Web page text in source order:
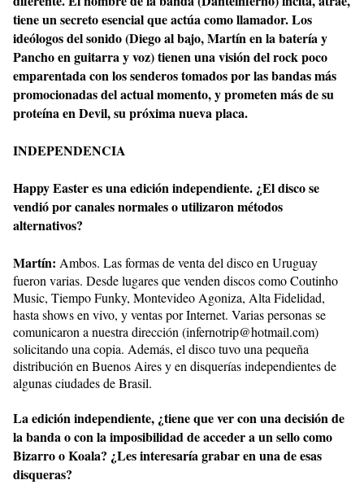
tiene un secreto esencial que actúa como llamador. Los
ideólogos del sonido (Diego al bajo, Martín en la batería y
Pancho en guitarra y voz) tienen una visión del rock poco
emparentada con los senderos tomados por las bandas más
promocionadas del actual momento, y prometen más de su
proteína en Devil, su próxima nueva placa.
INDEPENDENCIA
Happy Easter es una edición independiente. ¿El disco se
vendió por canales normales o utilizaron métodos
alternativos?
Martín: Ambos. Las formas de venta del disco en Uruguay
fueron varias. Desde lugares que venden discos como Coutinho
Music, Tiempo Funky, Montevideo Agoniza, Alta Fidelidad,
hasta shows en vivo, y ventas por Internet. Varias personas se
comunicaron a nuestra dirección (infernotrip@hotmail.com)
solicitando una copia. Además, el disco tuvo una pequeña
distribución en Buenos Aires y en disquerías independientes de
algunas ciudades de Brasil.
La edición independiente, ¿tiene que ver con una decisión de
la banda o con la imposibilidad de acceder a un sello como
Bizarro o Koala? ¿Les interesaría grabar en una de esas
disqueras?